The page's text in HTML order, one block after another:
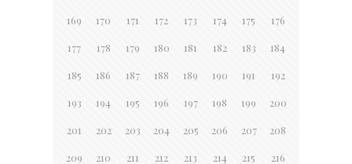
169 170 171 172 173 174 175 176
177 178 179 180 181 182 183 184
185 186 187 188 189 190 191 192
193 194 195 196 197 198 199 200
201 202 203 204 205 206 207 208
209 210 211 212 213 214 215 216